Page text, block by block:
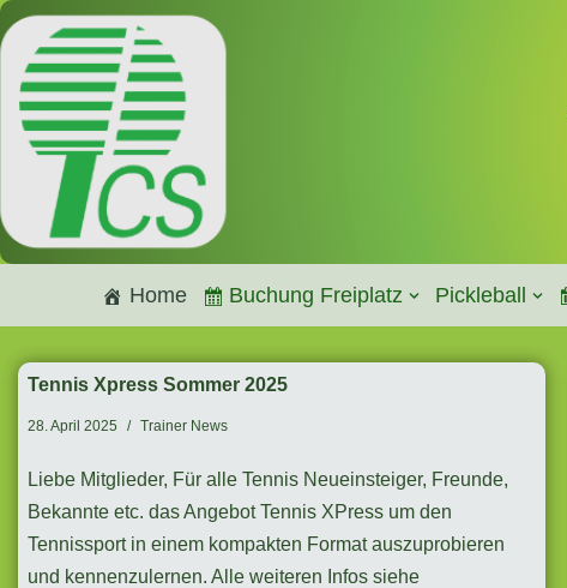
Zum
Inhalt
springen
Home Buchung Freiplatz Pickleball
Tennis Xpress Sommer 2025
28. April 2025 Trainer News
Liebe Mitglieder, Für alle Tennis Neueinsteiger, Freunde,
Bekannte etc. das Angebot Tennis XPress um den
Tennissport in einem kompakten Format auszuprobieren
und kennenzulernen. Alle weiteren Infos siehe